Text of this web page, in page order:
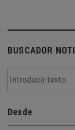
BUSCADOR
Desde